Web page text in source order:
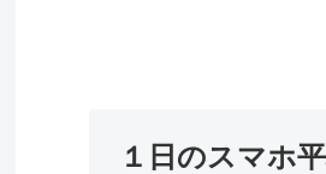
１日のスマホ